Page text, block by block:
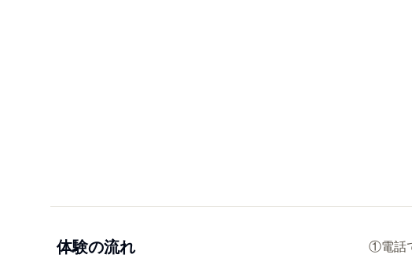
体験の流れ
①電話